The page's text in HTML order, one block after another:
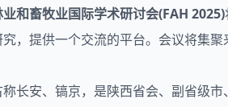
业和畜牧业国际学术研讨会(FAH 2025)
，提供一个交流的平台。会议将集
称长安、镐京，是陕西省会、副省级